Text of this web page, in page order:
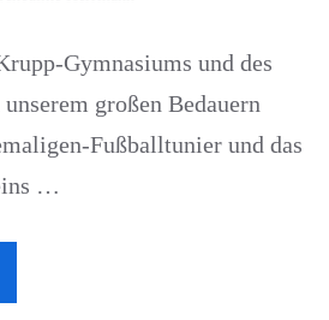
Gymnasiums und des
großen Bedauern
Fußballtunier und das
…